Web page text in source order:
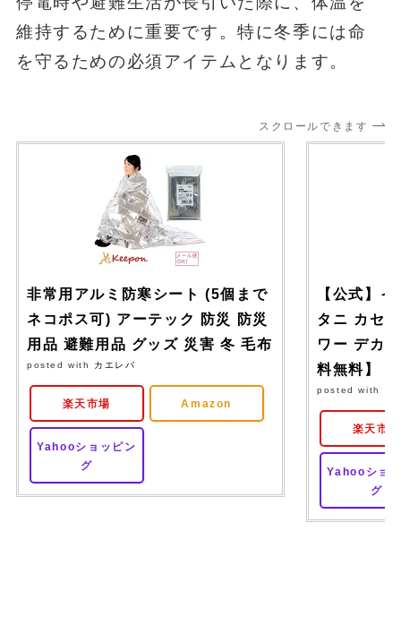
維持するために重要です。特に冬季には命
を守るための必須アイテムとなります。
スクロールできます
非常用アルミ防寒シート (5個まで
ネコポス可) アーテック 防災 防災
用品 避難用品 グッズ 災害 冬 毛布
posted with カエレバ
楽天市場 Amazon
Yahooショッピン
グ
【公式】
タニ カセ
ワー デカ
料無料】
posted with
楽天市場
Yahooショ
グ